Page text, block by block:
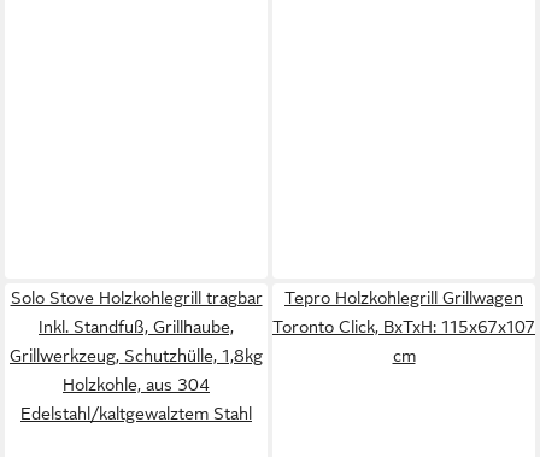
Solo Stove Holzkohlegrill tragbar
Inkl. Standfuß, Grillhaube,
Grillwerkzeug, Schutzhülle, 1,8kg
Holzkohle, aus 304
Edelstahl/kaltgewalztem Stahl
Tepro Holzkohlegrill Grillwagen
Toronto Click, BxTxH: 115x67x107
cm